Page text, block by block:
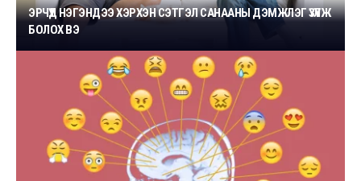
ЭРЧҮҮД НЭГЭНДЭЭ ХЭРХЭН СЭТГЭЛ САНААНЫ ДЭМЖЛЭГ ҮЗҮҮЛЖ
БОЛОХ ВЭ